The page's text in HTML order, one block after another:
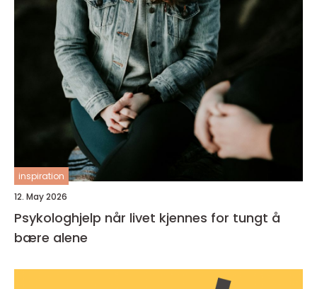
inspiration
12. May 2026
Psykologhjelp når livet kjennes for tungt å
bære alene